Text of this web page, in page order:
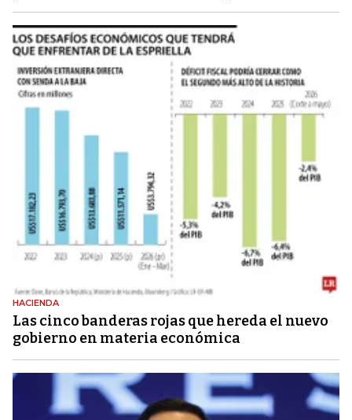
HACIENDA
Las cinco banderas rojas que hereda el nuevo
gobierno en materia económica